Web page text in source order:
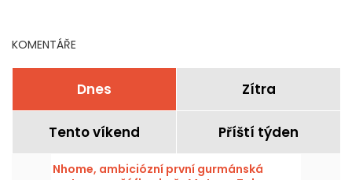
KOMENTÁŘE
Dnes Zítra
Tento víkend Příští týden
Nhome, ambiciózní první gurmánská